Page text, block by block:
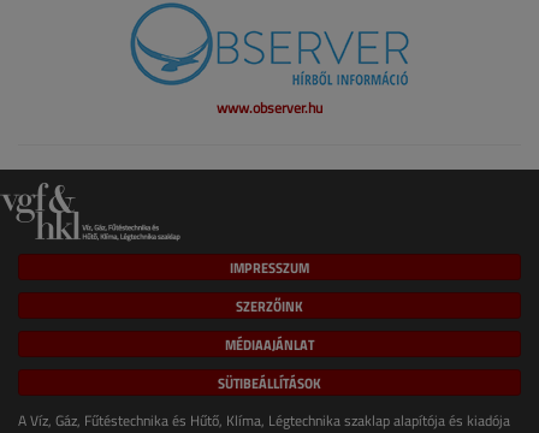
www.observer.hu
IMPRESSZUM
SZERZŐINK
MÉDIAAJÁNLAT
SÜTIBEÁLLÍTÁSOK
A Víz, Gáz, Fűtéstechnika és Hűtő, Klíma, Légtechnika szaklap alapítója és kiadója